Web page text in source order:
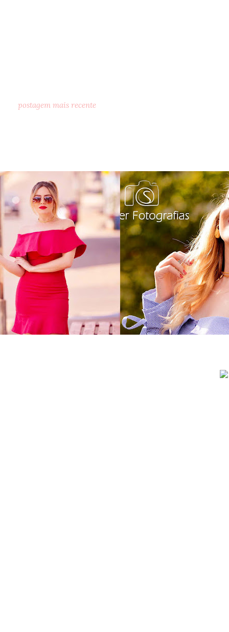
postagem mais recente
dia: vestido babado
indulto jeans
as 3 maiores
este verão